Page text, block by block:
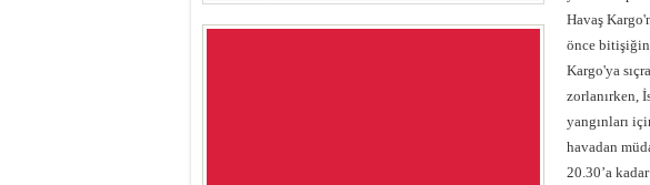
Havaş
önce
Kargo'ya
zorlanırken,
yangınları
havadan
20.30’a